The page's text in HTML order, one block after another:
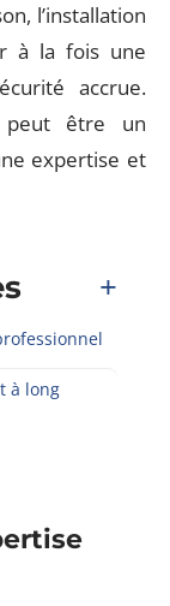
l’installation
à la fois une
accrue.
peut être un
expertise et
à long